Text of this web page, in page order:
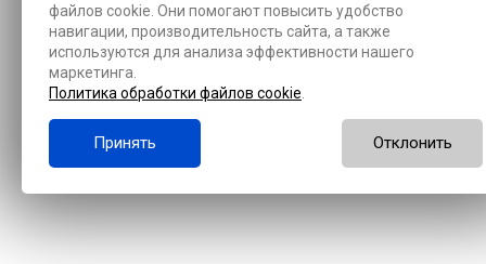
файлов cookie. Они помогают повысить удобство
навигации, производительность сайта, а также
используются для анализа эффективности нашего
маркетинга.
Политика обработки файлов cookie
Принять Отклонить